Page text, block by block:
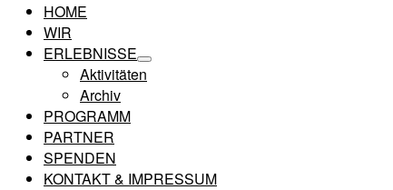
HOME
WIR
ERLEBNISSE
Aktivitäten
Archiv
PROGRAMM
PARTNER
SPENDEN
KONTAKT & IMPRESSUM